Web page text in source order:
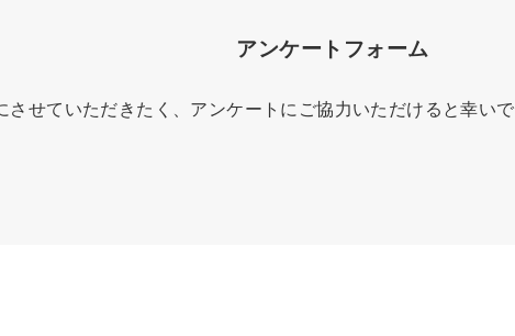
アンケートフォーム
させていただきたく、アンケートにご協力いただけると幸いで